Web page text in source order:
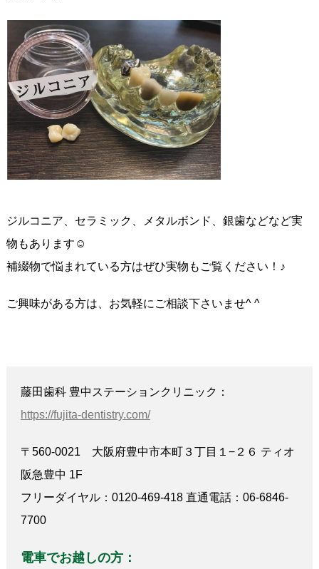
ジルコニア、セラミック、メタルボンド、銀歯などなど実
物もあります☺️
補綴物で悩まれている方はぜひ実物もご覧ください！♪
ご興味がある方は、お気軽にご相談下さいませ^ ^
藤田歯科 豊中ステーションクリニック：
https://fujita-dentistry.com/
〒560-0021 大阪府豊中市本町３丁目１−２６ ティオ
阪急豊中 1F
フリーダイヤル：0120-469-418 直通電話：06-6846-
7700
電車でお越しの方：